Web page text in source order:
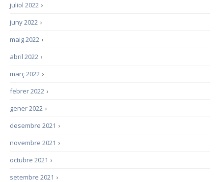
›
juliol 2022
›
juny 2022
›
maig 2022
›
abril 2022
›
març 2022
›
febrer 2022
›
gener 2022
›
desembre 2021
›
novembre 2021
›
octubre 2021
›
setembre 2021